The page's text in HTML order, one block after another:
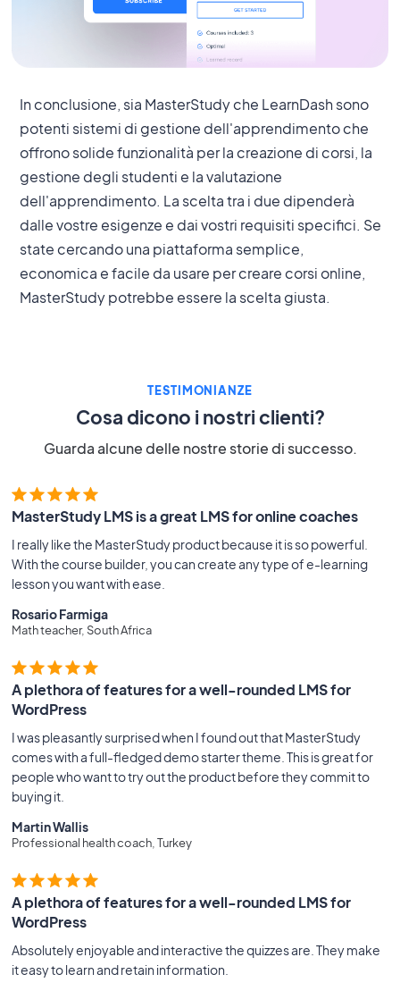
In conclusione, sia MasterStudy che LearnDash sono
potenti sistemi di gestione dell'apprendimento che
offrono solide funzionalità per la creazione di corsi, la
gestione degli studenti e la valutazione
dell'apprendimento. La scelta tra i due dipenderà
dalle vostre esigenze e dai vostri requisiti specifici. Se
state cercando una piattaforma semplice,
economica e facile da usare per creare corsi online,
MasterStudy potrebbe essere la scelta giusta.
TESTIMONIANZE
Cosa dicono i nostri clienti?
Guarda alcune delle nostre storie di successo.
MasterStudy LMS is a great LMS for online coaches
I really like the MasterStudy product because it is so powerful.
With the course builder, you can create any type of e-learning
lesson you want with ease.
Rosario Farmiga
Math teacher, South Africa
A plethora of features for a well-rounded LMS for
WordPress
I was pleasantly surprised when I found out that MasterStudy
comes with a full-fledged demo starter theme. This is great for
people who want to try out the product before they commit to
buying it.
Martin Wallis
Professional health coach, Turkey
A plethora of features for a well-rounded LMS for
WordPress
Absolutely enjoyable and interactive the quizzes are. They make
it easy to learn and retain information.